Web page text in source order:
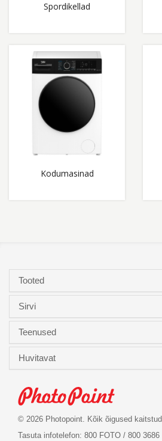
Spordikellad
Kodumasinad
Tooted
Sirvi
Teenused
Huvitavat
© 2026 Photopoint. Kõik õigused kaitstud
Tasuta infotelefon: 800 FOTO / 800 3686